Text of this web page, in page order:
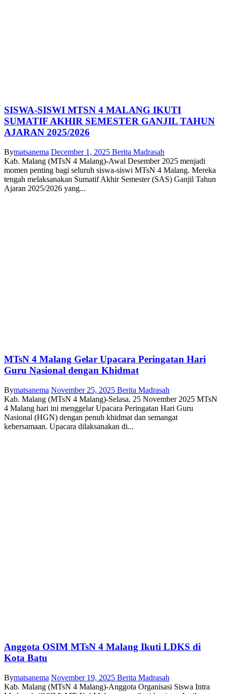
SISWA-SISWI MTSN 4 MALANG IKUTI
SUMATIF AKHIR SEMESTER GANJIL TAHUN
AJARAN 2025/2026
Bymatsanema December 1, 2025 Berita Madrasah
Kab. Malang (MTsN 4 Malang)-Awal Desember 2025 menjadi
momen penting bagi seluruh siswa-siswi MTsN 4 Malang. Mereka
tengah melaksanakan Sumatif Akhir Semester (SAS) Ganjil Tahun
Ajaran 2025/2026 yang...
MTsN 4 Malang Gelar Upacara Peringatan Hari
Guru Nasional dengan Khidmat
Bymatsanema November 25, 2025 Berita Madrasah
Kab. Malang (MTsN 4 Malang)-Selasa, 25 November 2025 MTsN
4 Malang hari ini menggelar Upacara Peringatan Hari Guru
Nasional (HGN) dengan penuh khidmat dan semangat
kebersamaan. Upacara dilaksanakan di...
Anggota OSIM MTsN 4 Malang Ikuti LDKS di
Kota Batu
Bymatsanema November 19, 2025 Berita Madrasah
Kab. Malang (MTsN 4 Malang)-Anggota Organisasi Siswa Intra